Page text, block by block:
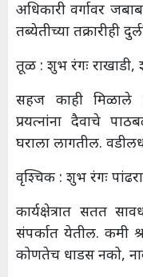
अधिकारी वर्गावर
तब्येतीच्या तक्रारीही
तूळ : शुभ रंगः
सहज काही मिळाले
प्रयत्नांना दैवाचे
घराला लागतील.
वृश्चिक : शुभ रंगः
कार्यक्षेत्रात सतत
संपर्कात येतील. कमी
कोणतेच धाडस नको,